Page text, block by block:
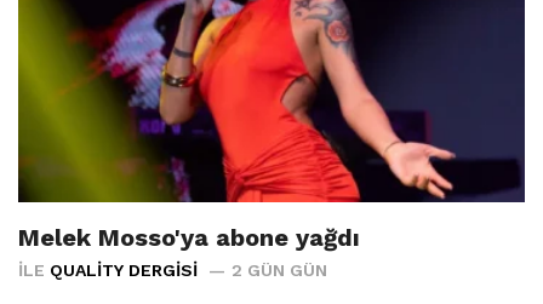
Melek Mosso'ya abone yağdı
İLE QUALITY DERGISI 2 GÜN GÜN